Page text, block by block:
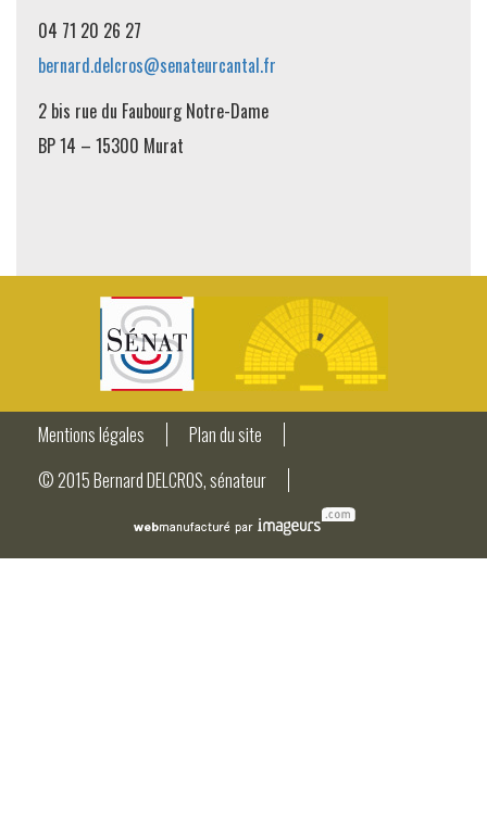
04 71 20 26 27
bernard.delcros@senateurcantal.fr
2 bis rue du Faubourg Notre-Dame
BP 14 – 15300 Murat
Mentions légales
Plan du site
© 2015 Bernard DELCROS, sénateur